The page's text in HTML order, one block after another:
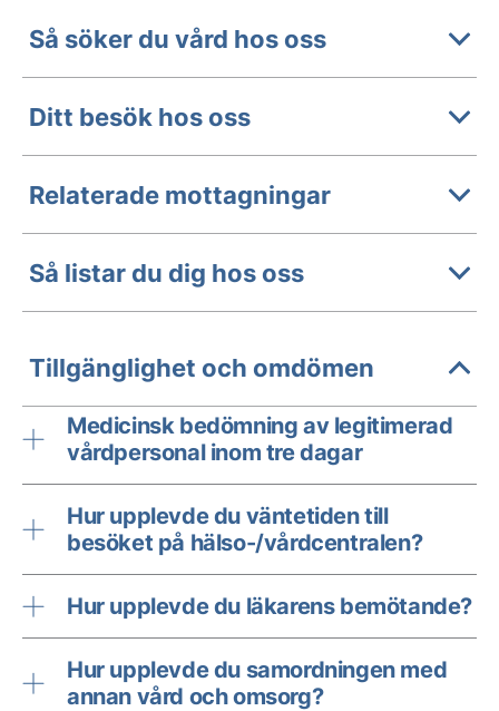
Så söker du vård hos oss
Ditt besök hos oss
Relaterade mottagningar
Så listar du dig hos oss
Tillgänglighet och omdömen
Medicinsk bedömning av legitimerad
vårdpersonal inom tre dagar
Hur upplevde du väntetiden till
besöket på hälso-/vårdcentralen?
Hur upplevde du läkarens bemötande?
Hur upplevde du samordningen med
annan vård och omsorg?